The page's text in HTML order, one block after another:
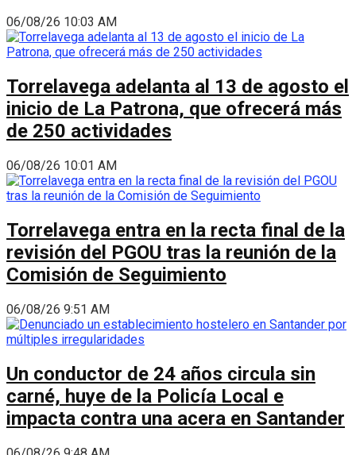
06/08/26 10:03 AM
Torrelavega adelanta al 13 de agosto el
inicio de La Patrona, que ofrecerá más
de 250 actividades
06/08/26 10:01 AM
Torrelavega entra en la recta final de la
revisión del PGOU tras la reunión de la
Comisión de Seguimiento
06/08/26 9:51 AM
Un conductor de 24 años circula sin
carné, huye de la Policía Local e
impacta contra una acera en Santander